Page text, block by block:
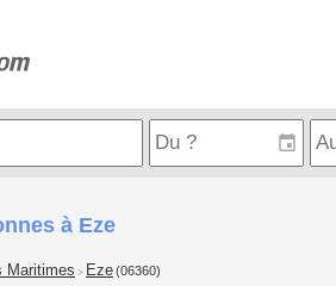
à Eze
Maritimes > Eze(06360)